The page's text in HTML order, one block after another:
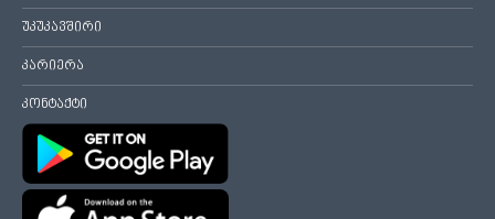
უკუკავშირი
კარიერა
კონტაქტი